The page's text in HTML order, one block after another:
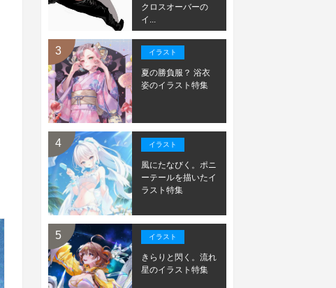
クロスオーバーの
イ...
イラスト
夏の勝負服？ 浴衣
姿のイラスト特集
イラスト
風にたなびく。ポニ
ーテールを描いたイ
ラスト特集
イラスト
きらりと閃く。流れ
星のイラスト特集